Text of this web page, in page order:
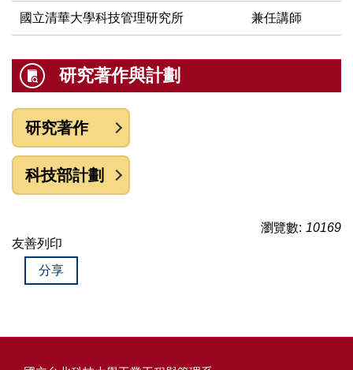
國立清華大學科技管理研究所 兼任講師
研究著作與計劃
研究著作
科技部計劃
瀏覽數: 10169
友善列印
分享